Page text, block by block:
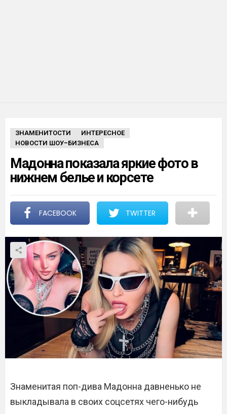
ЗНАМЕНИТОСТИ
ИНТЕРЕСНОЕ
НОВОСТИ ШОУ-БИЗНЕСА
Мадонна показала яркие фото в
нижнем белье и корсете
FACEBOOK TWITTER
Знаменитая поп-дива Мадонна давненько не
выкладывала в своих соцсетях чего-нибудь